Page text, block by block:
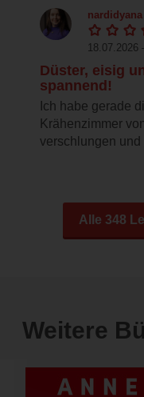
nardidyana
18.07.2026
Düster, eisig
spannend!
Ich habe gerade
Krähenzimmer
verschlungen und
Alle 348
Weitere